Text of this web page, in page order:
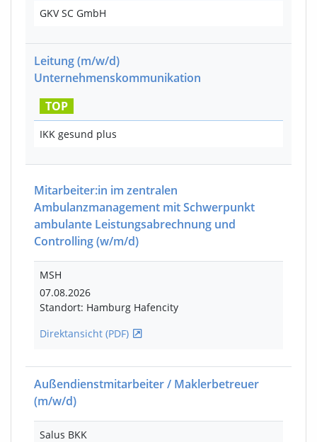
GKV SC GmbH
Leitung(m/w/d)
Unternehmenskommunikation
TOP
IKK gesund plus
Mitarbeiter:in im zentralen
Ambulanzmanagement mit Schwerpunkt
ambulante Leistungsabrechnung und
Controlling(w/m/d)
MSH
07.08.2026
Standort: Hamburg Hafencity
Direktansicht (PDF)
Außendienstmitarbeiter / Maklerbetreuer
(m/w/d)
Salus BKK